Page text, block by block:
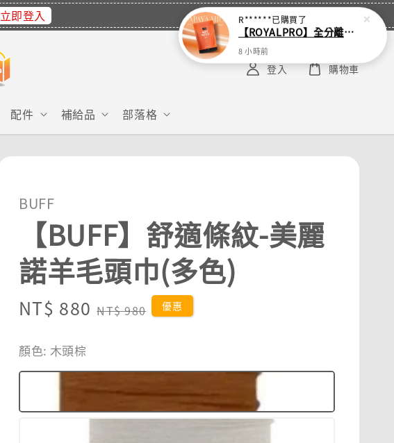
立即登入
配件 補給品 部落格
登入 購物車
BUFF
【BUFF】舒適條紋-美麗
諾羊毛頭巾(多色)
Sale
NT$ 880 Regular
NT$ 980 優惠
顏色: 木頭棕
R******已購買了
【ROYALPRO】全分離乳清蛋白-1KG -多口味任選｜可加購湯匙
8 小時前